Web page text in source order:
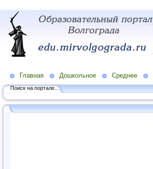
Главная Дошкольное Среднее
Поиск на портале...